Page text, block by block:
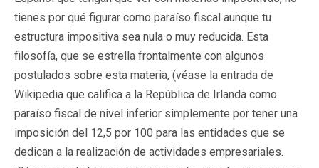
tienes por qué figurar como paraíso fiscal aunque tu
estructura impositiva sea nula o muy reducida. Esta
filosofía, que se estrella frontalmente con algunos
postulados sobre esta materia, (véase la entrada de
Wikipedia que califica a la República de Irlanda como
paraíso fiscal de nivel inferior simplemente por tener una
imposición del 12,5 por 100 para las entidades que se
dedican a la realización de actividades empresariales.